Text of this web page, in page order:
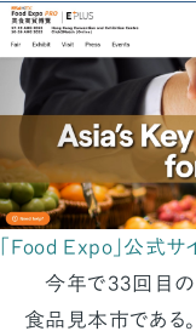
「Food Expo」公式サ
今年で33回目の
食品見本市である